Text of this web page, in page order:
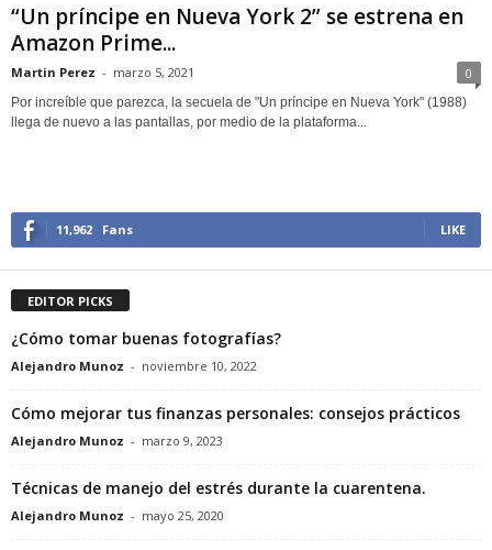
“Un príncipe en Nueva York 2” se estrena en
Amazon Prime...
Martin Perez - marzo 5, 2021 0
Por increíble que parezca, la secuela de "Un príncipe en Nueva York" (1988)
llega de nuevo a las pantallas, por medio de la plataforma...
11,962 Fans LIKE
EDITOR PICKS
¿Cómo tomar buenas fotografías?
Alejandro Munoz - noviembre 10, 2022
Cómo mejorar tus finanzas personales: consejos prácticos
Alejandro Munoz - marzo 9, 2023
Técnicas de manejo del estrés durante la cuarentena.
Alejandro Munoz - mayo 25, 2020